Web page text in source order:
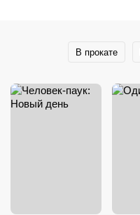
В прокате